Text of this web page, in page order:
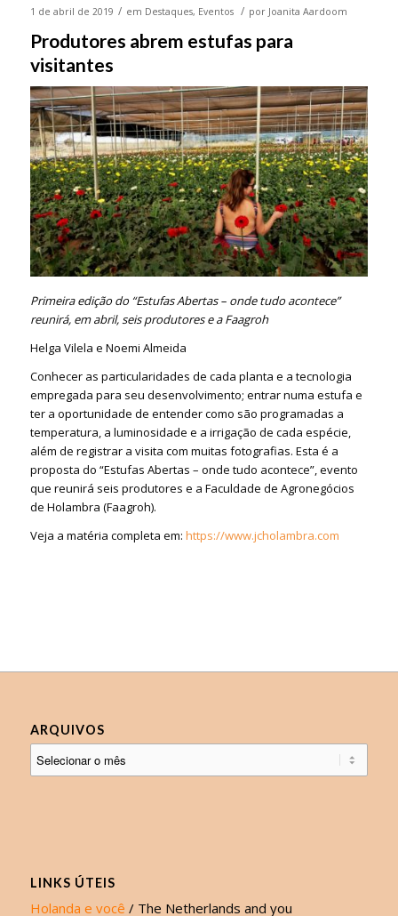
1 de abril de 2019 / em Destaques, Eventos / por Joanita Aardoom
Produtores abrem estufas para
visitantes
Primeira edição do “Estufas Abertas – onde tudo acontece”
reunirá, em abril, seis produtores e a Faagroh
Helga Vilela e Noemi Almeida
Conhecer as particularidades de cada planta e a tecnologia
empregada para seu desenvolvimento; entrar numa estufa e
ter a oportunidade de entender como são programadas a
temperatura, a luminosidade e a irrigação de cada espécie,
além de registrar a visita com muitas fotografias. Esta é a
proposta do “Estufas Abertas – onde tudo acontece”, evento
que reunirá seis produtores e a Faculdade de Agronegócios
de Holambra (Faagroh).
Veja a matéria completa em: https://www.jcholambra.com
ARQUIVOS
LINKS ÚTEIS
Holanda e você / The Netherlands and you